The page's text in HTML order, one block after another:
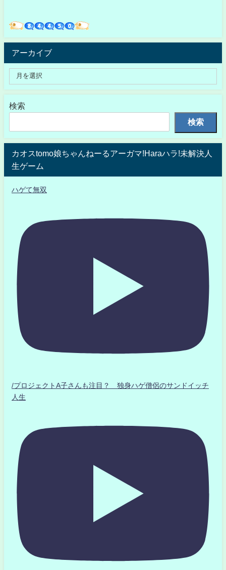
アーカイブ
検索
検索
カオスtomo娘ちゃんねーるアーガマ!Haraハラ!未解決人
生ゲーム
ハゲて無双
/プロジェクトA子さんも注目？ 独身ハゲ僧侶のサンドイッチ
人生